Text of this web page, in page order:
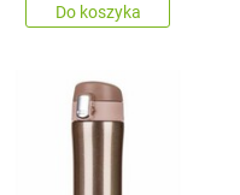
Do koszyka